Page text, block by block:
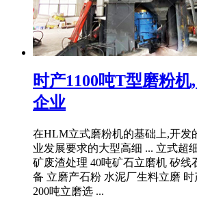
时产1100吨T型磨粉
企业
在HLM立式磨粉机的基础上,开发
业发展要求的大型高细 ... 立式超
矿废渣处理 40吨矿石立磨机 矽线
备 立磨产石粉 水泥厂生料立磨
200吨立磨选 ...